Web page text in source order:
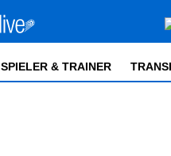
SPIELER & TRAINER